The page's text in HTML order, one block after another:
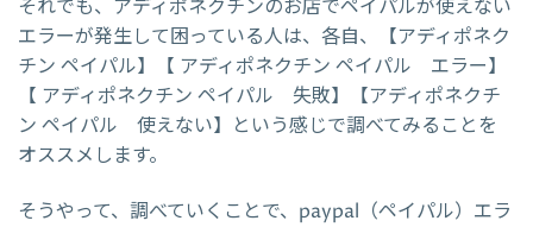
それでも、アディポネクチンのお店でペイパルが使えない
エラーが発生して困っている人は、各自、【アディポネク
チン ペイパル】【 アディポネクチン ペイパル エラー】
【 アディポネクチン ペイパル 失敗】【アディポネクチ
ン ペイパル 使えない】という感じで調べてみることを
オススメします。
そうやって、調べていくことで、paypal（ペイパル）エラ